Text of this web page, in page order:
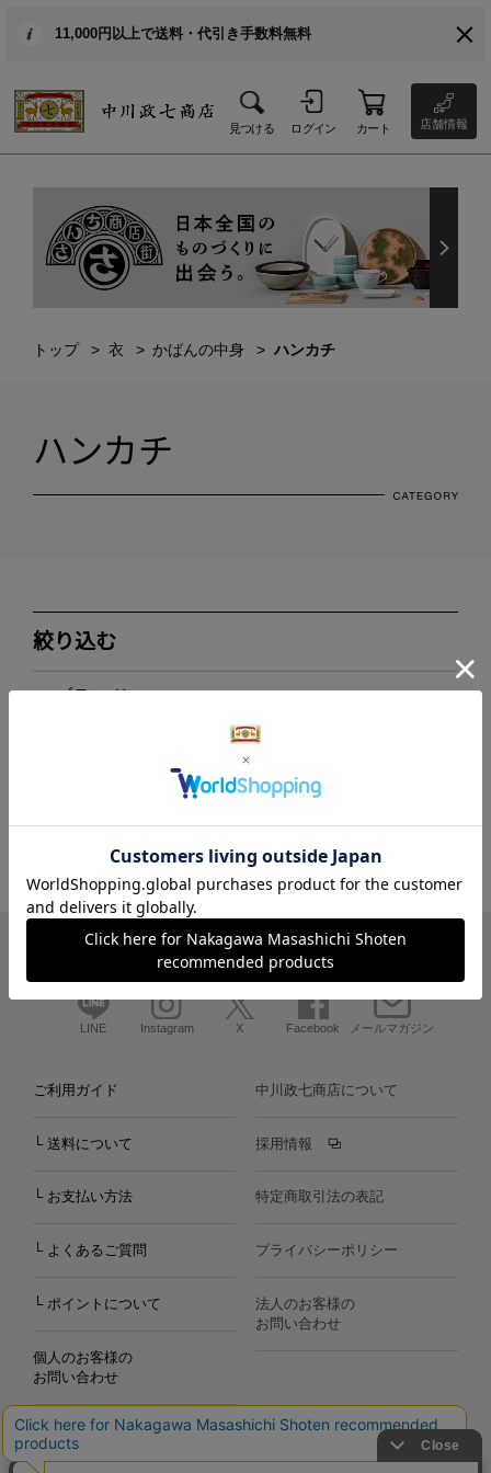
11,000円以上で送料・代引き手数料無料
見つける ログイン カート 店舗情報
トップ 衣 かばんの中身 ハンカチ
ハンカチ
絞り込む
ブランド
LINE Instagram X Facebook メールマガジン
ご利用ガイド
└ 送料について
└ お支払い方法
└ よくあるご質問
└ ポイントについて
個人のお客様の
お問い合わせ
中川政七商店について
採用情報
特定商取引法の表記
プライバシーポリシー
法人のお客様の
お問い合わせ